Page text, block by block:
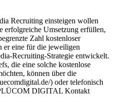
Recruiting einsteigen wollen
erfolgreiche Umsetzung erfüllen,
Zahl kostenloser
er eine für die jeweiligen
Recruiting-Strategie entwickelt.
die eine solche kostenlose
können über die
) oder telefonisch
DIGITAL Kontakt